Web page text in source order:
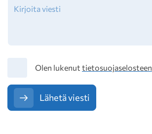
TietosuojaOlen lukenut tietosuojaselosteen
Lähetä viesti